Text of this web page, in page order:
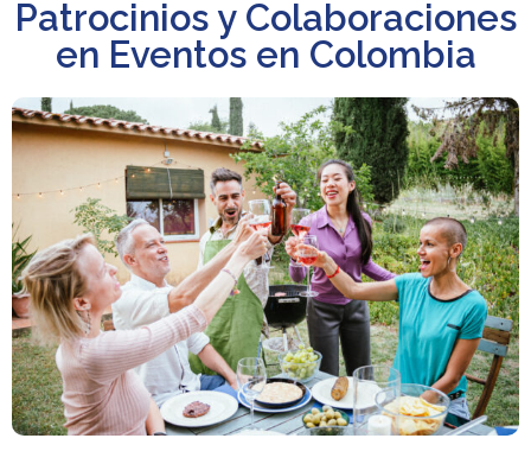
Patrocinios y Colaboraciones
en Eventos en Colombia